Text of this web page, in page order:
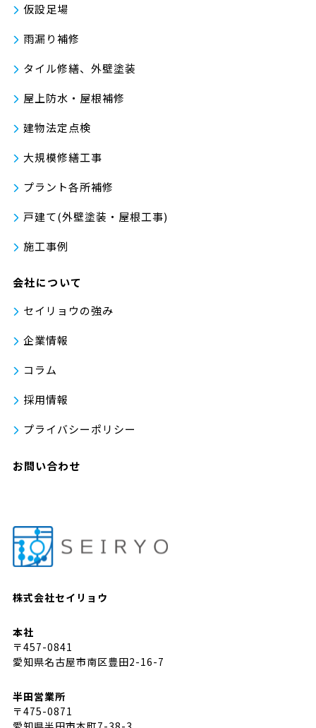
株式会社セイリョウ
本社
〒457-0841
愛知県名古屋市南区豊田2-16-7
半田営業所
〒475-0871
仮設足場
雨漏り補修
タイル修繕、外壁塗装
屋上防水・屋根補修
建物法定点検
大規模修繕工事
プラント各所補修
戸建て(外壁塗装・屋根工事)
施工事例
会社について
セイリョウの強み
企業情報
コラム
採用情報
プライバシーポリシー
お問い合わせ